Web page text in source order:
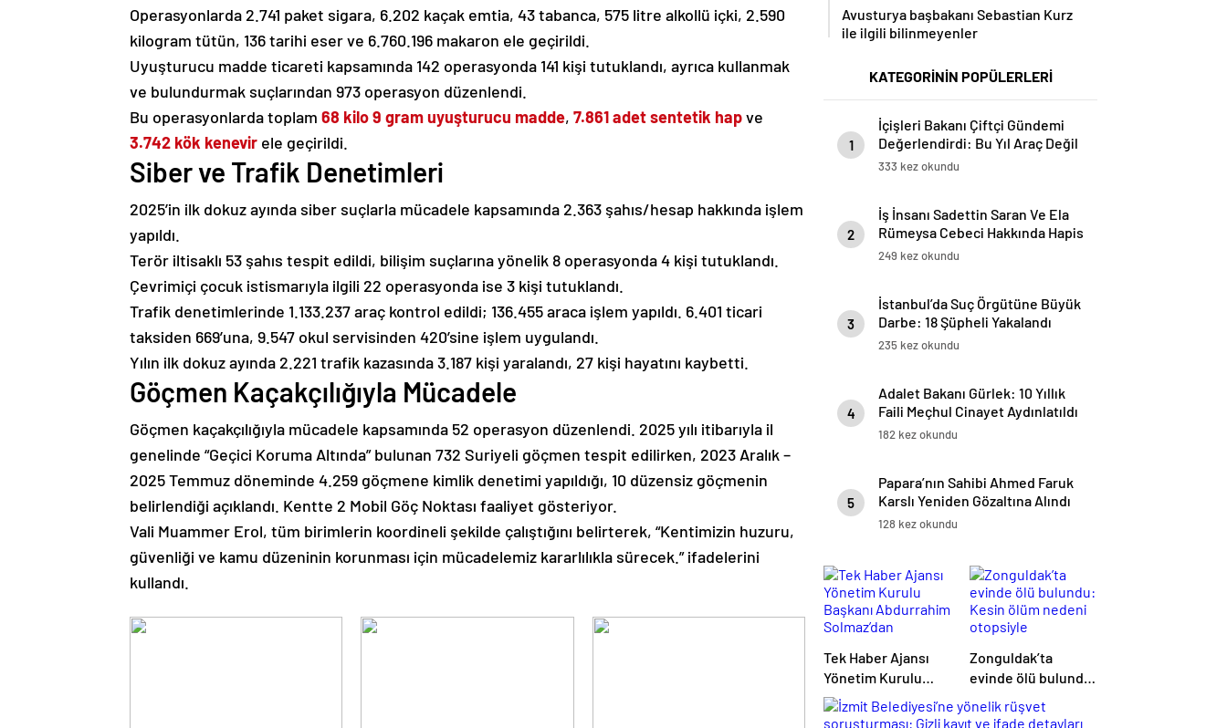
Operasyonlarda 2.741 paket sigara, 6.202 kaçak emtia, 43 tabanca, 575 litre alkollü içki, 2.590
kilogram tütün, 136 tarihi eser ve 6.760.196 makaron ele geçirildi.
Uyuşturucu madde ticareti kapsamında 142 operasyonda 141 kişi tutuklandı, ayrıca kullanmak
ve bulundurmak suçlarından 973 operasyon düzenlendi.
Bu operasyonlarda toplam 68 kilo 9 gram uyuşturucu madde, 7.861 adet sentetik hapve
3.742 kök kenevir ele geçirildi.
Siber ve Trafik Denetimleri
2025’in ilk dokuz ayında siber suçlarla mücadele kapsamında 2.363 şahıs/hesap hakkında işlem
yapıldı.
Terör iltisaklı 53 şahıs tespit edildi, bilişim suçlarına yönelik 8 operasyonda 4 kişi tutuklandı.
Çevrimiçi çocuk istismarıyla ilgili 22 operasyonda ise 3 kişi tutuklandı.
Trafik denetimlerinde 1.133.237 araç kontrol edildi; 136.455 araca işlem yapıldı. 6.401 ticari
taksiden 669’una, 9.547 okul servisinden 420’sine işlem uygulandı.
Yılın ilk dokuz ayında 2.221 trafik kazasında 3.187 kişi yaralandı, 27 kişi hayatını kaybetti.
Göçmen Kaçakçılığıyla Mücadele
Göçmen kaçakçılığıyla mücadele kapsamında 52 operasyon düzenlendi. 2025 yılı itibarıyla il
genelinde “Geçici Koruma Altında” bulunan 732 Suriyeli göçmen tespit edilirken, 2023 Aralık –
2025 Temmuz döneminde 4.259 göçmene kimlik denetimi yapıldığı, 10 düzensiz göçmenin
belirlendiği açıklandı. Kentte 2 Mobil Göç Noktası faaliyet gösteriyor.
Vali Muammer Erol, tüm birimlerin koordineli şekilde çalıştığını belirterek, “Kentimizin huzuru,
güvenliği ve kamu düzeninin korunması için mücadelemiz kararlılıkla sürecek.” ifadelerini
kullandı.
Avusturya başbakanı Sebastian Kurz
ile ilgili bilinmeyenler
KATEGORİNİN POPÜLERLERİ
1
İçişleri Bakanı Çiftçi Gündemi
Değerlendirdi: Bu Yıl Araç Değil
Lojman Alacağız
333 kez okundu
2
İş İnsanı Sadettin Saran Ve Ela
Rümeysa Cebeci Hakkında Hapis
İstemi
249 kez okundu
3
İstanbul’da Suç Örgütüne Büyük
Darbe: 18 Şüpheli Yakalandı
235 kez okundu
4
Adalet Bakanı Gürlek: 10 Yıllık
Faili Meçhul Cinayet Aydınlatıldı
182 kez okundu
5
Papara’nın Sahibi Ahmed Faruk
Karslı Yeniden Gözaltına Alındı
128 kez okundu
Tek Haber Ajansı
Yönetim Kurulu
Başkanı
Abdurrahim
Zonguldak’ta
evinde ölü bulundu:
Kesin ölüm nedeni
otopsiyle